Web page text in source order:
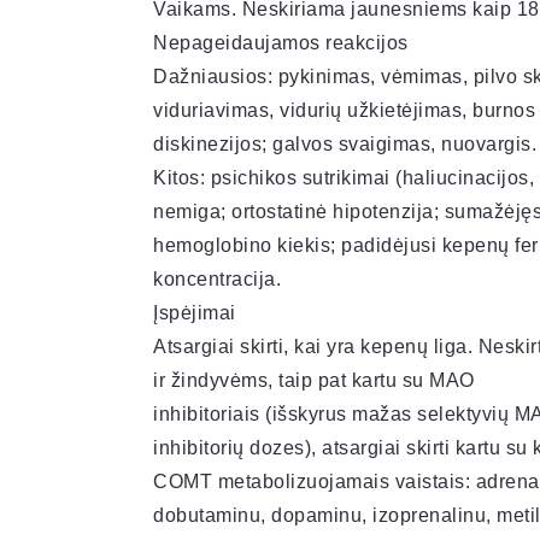
Vaikams. Neskiriama jaunesniems kaip
Nepageidaujamos reakcijos
Dažniausios: pykinimas, vėmimas, pilvo
viduriavimas, vidurių užkietėjimas,
diskinezijos; galvos svaigimas, nuovargis.
Kitos: psichikos sutrikimai (haliucinacijos,
nemiga; ortostatinė hipotenzija;
hemoglobino kiekis; padidėjusi kepenų
koncentracija.
Įspėjimai
Atsargiai skirti, kai yra kepenų liga.
ir žindyvėms, taip pat kartu su MAO
inhibitoriais (išskyrus mažas selektyvių
inhibitorių dozes), atsargiai skirti kartu su
COMT metabolizuojamais vaistais:
dobutaminu, dopaminu, izoprenalinu,